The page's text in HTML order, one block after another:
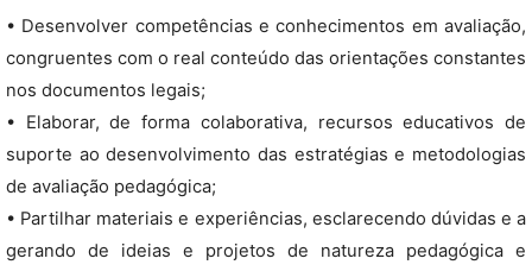
• Desenvolver competências e conhecimentos em avaliação,
congruentes com o real conteúdo das orientações constantes
nos documentos legais;
• Elaborar, de forma colaborativa, recursos educativos de
suporte ao desenvolvimento das estratégias e metodologias
de avaliação pedagógica;
• Partilhar materiais e experiências, esclarecendo dúvidas e a
gerando de ideias e projetos de natureza pedagógica e